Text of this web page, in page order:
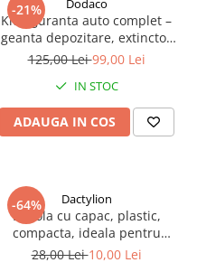
-21% Dodaco
Kit siguranta auto complet –
geanta depozitare, extinctor
spray 1000 ml, 2 triunghiuri
reflectorizanta galbena si
trusa sanitara auto, set
obligatoriu pentru
autoturisme
125,00 Lei99,00 Lei
IN STOC
ADAUGA IN COS
-64% Dactylion
Busola cu capac, plastic,
compacta, ideala pentru
drumetii, camping,
28,00 Lei10,00 Lei